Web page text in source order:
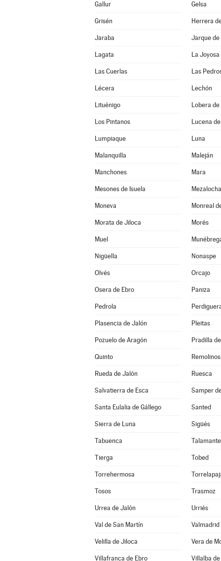
Gallur Gelsa
Grisén Herrera
Jaraba Jarque de
Lagata La Joyosa
Las Cuerlas Las
Lécera Lechón
Lituénigo Lobera de
Los Pintanos Lucena
Lumpiaque Luna
Malanquilla Maleján
Manchones Mara
Mesones de Isuela Mezalocha
Moneva Monreal
Morata de Jiloca Morés
Muel
Nigüella Nonaspe
Olvés Orcajo
Osera de Ebro Paniza
Pedrola
Plasencia de Jalón Pleitas
Pozuelo de Aragón Pradilla
Quinto Remolinos
Rueda de Jalón Ruesca
Salvatierra de Esca Samper
Santa Eulalia de Gállego Santed
Sierra de Luna Sigüés
Tabuenca
Tierga Tobed
Torrehermosa
Tosos Trasmoz
Urrea de Jalón Urriés
Val de San Martín Valmadrid
Velilla de Jiloca Vera de
Villafranca de Ebro Villalba de